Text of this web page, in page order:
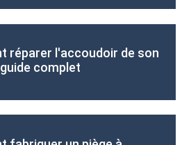
réparer l'accoudoir de son
complet